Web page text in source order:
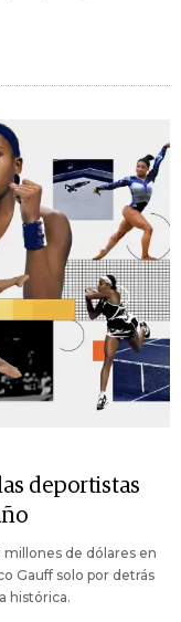
deportistas
millones de dólares en
Gauff solo por detrás
histórica.